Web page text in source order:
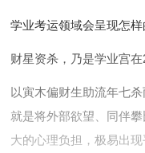
学业考运领域会呈现怎样
财星资杀，乃是学业宫
以寅木偏财生助流年七
就是将外部欲望、同伴
大的心理负担，极易出